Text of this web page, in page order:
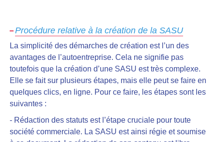
Procédure relative à la création de la SASU
La simplicité des démarches de création est l’un des
avantages de l’autoentreprise. Cela ne signifie pas
toutefois que la création d’une SASU est très complexe.
Elle se fait sur plusieurs étapes, mais elle peut se faire en
quelques clics, en ligne. Pour ce faire, les étapes sont les
suivantes :
- Rédaction des statuts est l’étape cruciale pour toute
société commerciale. La SASU est ainsi régie et soumise